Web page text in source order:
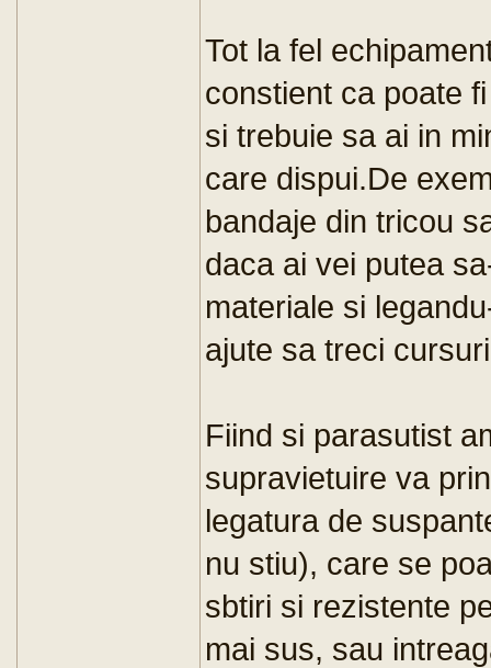
Tot la fel
constient ca poate
si trebuie sa ai in
care dispui.De
bandaje din tricou
daca ai vei putea
materiale si
ajute sa treci
Fiind si parasutist
supravietuire va
legatura de
nu stiu), care se
sbtiri si rezistente
mai sus, sau